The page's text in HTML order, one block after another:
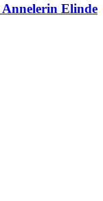
Elinde